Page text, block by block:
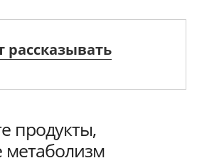
рассказывать
продукты,